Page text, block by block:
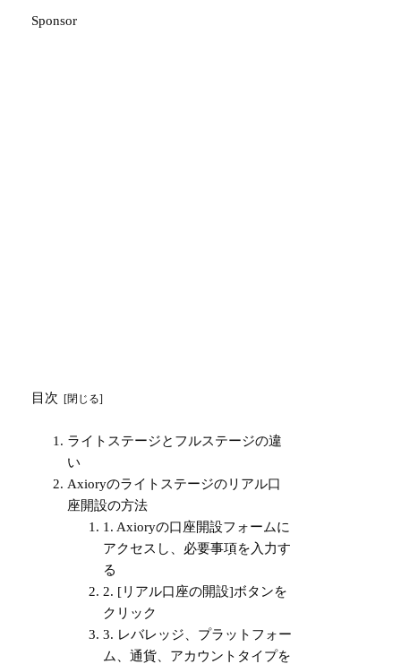
Sponsor
目次
ライトステージとフルステージの違
い
Axioryのライトステージのリアル口
座開設の方法
1. Axioryの口座開設フォームに
アクセスし、必要事項を入力す
る
2. [リアル口座の開設]ボタンを
クリック
3. レバレッジ、プラットフォー
ム、通貨、アカウントタイプを